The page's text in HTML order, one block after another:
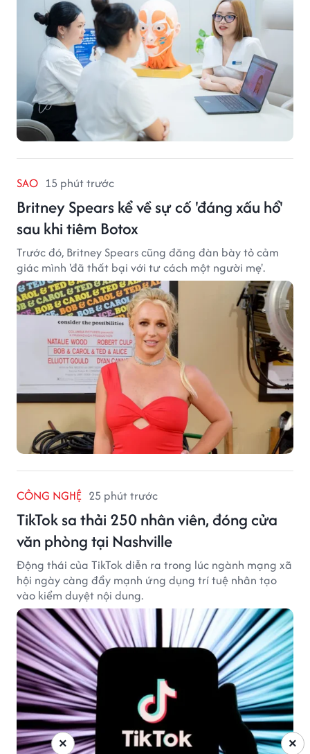
SAO 15 phút trước
Britney Spears kể về sự cố 'đáng xấu hổ'
sau khi tiêm Botox
Trước đó, Britney Spears cũng đăng đàn bày tỏ cảm
giác mình 'đã thất bại với tư cách một người mẹ'.
CÔNG NGHỆ 25 phút trước
TikTok sa thải 250 nhân viên, đóng cửa
văn phòng tại Nashville
Động thái của TikTok diễn ra trong lúc ngành mạng xã
hội ngày càng đẩy mạnh ứng dụng trí tuệ nhân tạo
vào kiểm duyệt nội dung.
×
×